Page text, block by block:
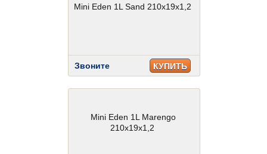
Mini Eden 1L Sand 210x19x1,2
Звоните КУПИТЬ
Mini Eden 1L Marengo
210x19x1,2